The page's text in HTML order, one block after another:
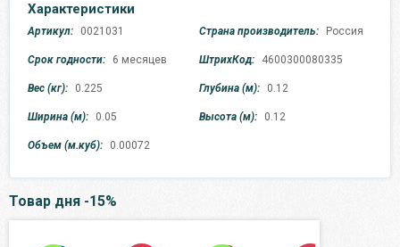
Характеристики
Артикул: 0021031 Страна производитель: Россия
Срок годности: 6 месяцев ШтрихКод: 4600300080335
Вес (кг): 0.225 Глубина (м): 0.12
Ширина (м): 0.05 Высота (м): 0.12
Объем (м.куб): 0.00072
Товар дня -15%